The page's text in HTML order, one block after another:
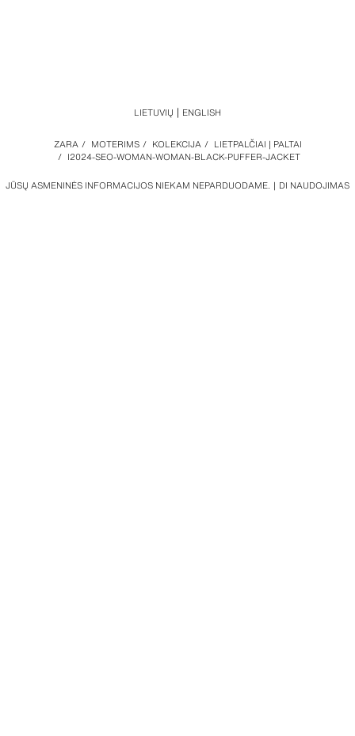
JŪSŲ ASMENINĖS INFORMACIJOS NIEKAM NEPARDUODAME. DI NAUDOJIMAS
ZARA / MOTERIMS / KOLEKCIJA / LIETPALČIAI | PALTAI
/ I2024-SEO-WOMAN-WOMAN-BLACK-PUFFER-JACKET
LIETUVIŲ ENGLISH